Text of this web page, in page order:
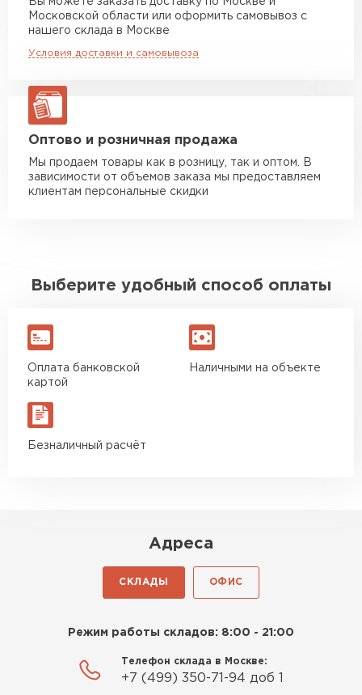
механических повреждений.
Каждый из этих видов полимерных покрытий
обладает своими уникальными свойствами и
конкретного проекта.
Манипулятор до 5 тн
макс. длина груза 6 м
от 7 000 руб
макс. длина груза 8 м
Манипулятор до 20 тн
макс. длина груза 13,5 м
ЗАКАЗАТЬ С ДОСТАВКОЙ
Московской области или оформить самовывоз с
нашего склада в Москве
Условия доставки и самовывоза
Оптово и розничная продажа
Мы продаем товары как в розницу, так и оптом. В
зависимости от объемов заказа мы предоставляем
клиентам персональные скидки
Выберите удобный способ оплаты
Оплата банковской
картой
Наличными на объекте
Безналичный расчёт
Адреса
СКЛАДЫ ОФИС
Режим работы складов: 8:00 - 21:00
Телефон склада в Москве:
+7 (499) 350-71-94 доб 1